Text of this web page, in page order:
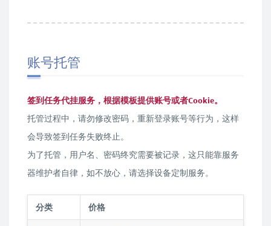
账号托管
签到任务代挂服务，根据模板提供账号或者Cookie。
托管过程中，请勿修改密码，重新登录账号等行为，这样
会导致签到任务失败终止。
为了托管，用户名、密码终究需要被记录，这只能靠服务
器维护者自律，如不放心，请选择设备定制服务。
分类 价格